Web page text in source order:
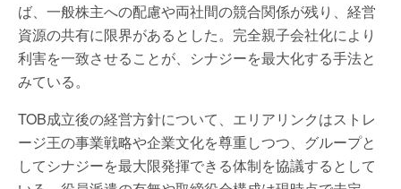
ば、一般株主への配慮や両社間の競合関係が残り、経営
資源の共有に限界があるとした。完全親子会社化により
利害を一致させることが、シナジーを最大化する手法と
みている。
TOB成立後の経営方針について、エリアリンクはストレ
ージ王の事業戦略や企業文化を尊重しつつ、グループと
してシナジーを最大限発揮できる体制を協議するとして